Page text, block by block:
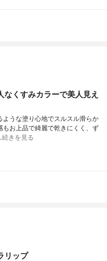
なくすみカラーで美人見え
うな塗り心地でスルスル滑らか
お上品で綺麗で乾きにくく、ず
続きを見る
リップ